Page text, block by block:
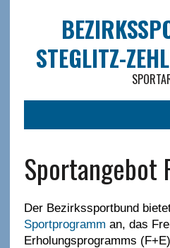
STEGLITZ-
Sportangebot
Der Bezirkssportbund
Sportprogramm an, das
Erholungsprogramms